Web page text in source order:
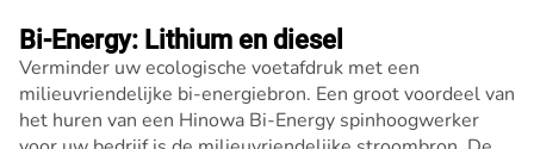
Bi-Energy: Lithium en diesel
Verminder uw ecologische voetafdruk met een
milieuvriendelijke bi-energiebron. Een groot voordeel van
het huren van een Hinowa Bi-Energy spinhoogwerker